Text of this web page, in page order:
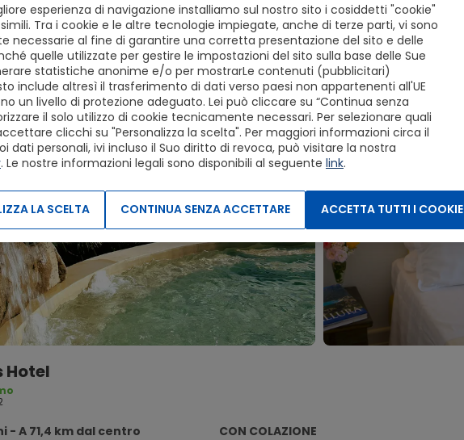
Hotel
- A 71,4 km dal centro
CON COLAZIONE
esperienza di navigazione installiamo sul nostro sito i cosiddetti "cookie"
Tra i cookie e le altre tecnologie impiegate, anche di terze parti, vi sono
necessarie al fine di garantire una corretta presentazione del sito e delle
quelle utilizzate per gestire le impostazioni del sito sulla base delle Sue
statistiche anonime e/o per mostrarLe contenuti (pubblicitari)
include altresì il trasferimento di dati verso paesi non appartenenti all'UE
un livello di protezione adeguato. Lei può cliccare su “Continua senza
il solo utilizzo di cookie tecnicamente necessari. Per selezionare quali
clicchi su "Personalizza la scelta". Per maggiori informazioni circa il
dati personali, ivi incluso il Suo diritto di revoca, può visitare la nostra
. Le nostre informazioni legali sono disponibili al seguente link.
ACCETTA TUTTI I COOKIE
CONTINUA SENZA ACCETTARE
LA SCELTA